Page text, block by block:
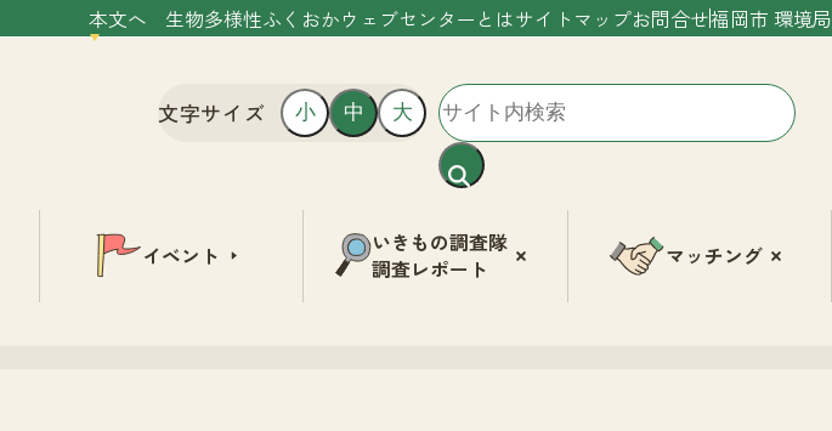
本文へ 生物多様性ふくおかウェブセンターとはサイトマップお問合せ福岡市 環境局
文字サイズ 小 中 大
イベント
いきもの調査隊
調査レポート
マッチング